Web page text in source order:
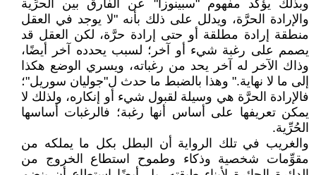
وبذلك يؤكِّد مفهوم "سبينوزا" عن الفارق بين الحرِّية
والإرادة الحرَّة، ويدلل على ذلك بأنه "لا يوجد في العقل
منطقة إرادة مطلقة أو حتى إرادة حرَّة، لكن العقل قد
يصمم على رغبة شيء أو آخر؛ لسبب يحدده آخر أيضًا،
وذاك الآخر له آخر يحد من رغباته، ويسري الوضع هكذا
إلى ما لا نهاية." وهذا بالضبط ما حدث ل"جوليان سوريل"؛
فالإرادة الحرَّة هي وسيلة لقبول شيء أو إنكاره، ولذلك لا
يمكن تعريفها على أساس أنها رغبة؛ فالرغبات أساسها
الحُرِّية.
والغريب في تلك الرواية أن البطل بكل ما يملكه من
مقوِّمات شخصية وذكاء وطموح استطاع الخروج من